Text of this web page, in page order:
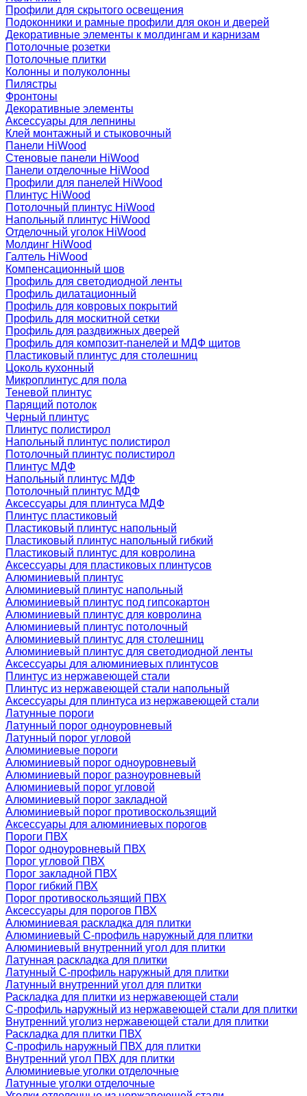
Профили для скрытого освещения
Подоконники и рамные профили для окон и дверей
Декоративные элементы к молдингам и карнизам
Потолочные розетки
Потолочные плитки
Колонны и полуколонны
Пилястры
Фронтоны
Декоративные элементы
Аксессуары для лепнины
Клей монтажный и стыковочный
Панели HiWood
Стеновые панели HiWood
Панели отделочные HiWood
Профили для панелей HiWood
Плинтус HiWood
Потолочный плинтус HiWood
Напольный плинтус HiWood
Отделочный уголок HiWood
Молдинг HiWood
Галтель HiWood
Компенсационный шов
Профиль для светодиодной ленты
Профиль дилатационный
Профиль для ковровых покрытий
Профиль для москитной сетки
Профиль для раздвижных дверей
Профиль для композит-панелей и МДФ щитов
Пластиковый плинтус для столешниц
Цоколь кухонный
Микроплинтус для пола
Теневой плинтус
Парящий потолок
Черный плинтус
Плинтус полистирол
Напольный плинтус полистирол
Потолочный плинтус полистирол
Плинтус МДФ
Напольный плинтус МДФ
Потолочный плинтус МДФ
Аксессуары для плинтуса МДФ
Плинтус пластиковый
Пластиковый плинтус напольный
Пластиковый плинтус напольный гибкий
Пластиковый плинтус для ковролина
Аксессуары для пластиковых плинтусов
Алюминиевый плинтус
Алюминиевый плинтус напольный
Алюминиевый плинтус под гипсокартон
Алюминиевый плинтус для ковролина
Алюминиевый плинтус потолочный
Алюминиевый плинтус для столешниц
Алюминиевый плинтус для светодиодной ленты
Аксессуары для алюминиевых плинтусов
Плинтус из нержавеющей стали
Плинтус из нержавеющей стали напольный
Аксессуары для плинтуса из нержавеющей стали
Латунные пороги
Латунный порог одноуровневый
Латунный порог угловой
Алюминиевые пороги
Алюминиевый порог одноуровневый
Алюминиевый порог разноуровневый
Алюминиевый порог угловой
Алюминиевый порог закладной
Алюминиевый порог противоскользящий
Аксессуары для алюминиевых порогов
Пороги ПВХ
Порог одноуровневый ПВХ
Порог угловой ПВХ
Порог закладной ПВХ
Порог гибкий ПВХ
Порог противоскользящий ПВХ
Аксессуары для порогов ПВХ
Алюминиевая раскладка для плитки
Алюминиевый С-профиль наружный для плитки
Алюминиевый внутренний угол для плитки
Латунная раскладка для плитки
Латунный С-профиль наружный для плитки
Латунный внутренний угол для плитки
Раскладка для плитки из нержавеющей стали
С-профиль наружный из нержавеющей стали для плитки
Внутренний уголиз нержавеющей стали для плитки
Раскладка для плитки ПВХ
С-профиль наружный ПВХ для плитки
Внутренний угол ПВХ для плитки
Алюминиевые уголки отделочные
Латунные уголки отделочные